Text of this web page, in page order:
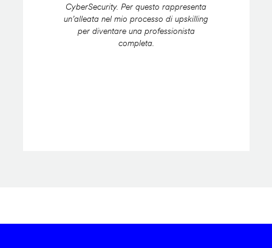
CyberSecurity. Per questo rappresenta
un’alleata nel mio processo di upskilling
per diventare una professionista
completa.